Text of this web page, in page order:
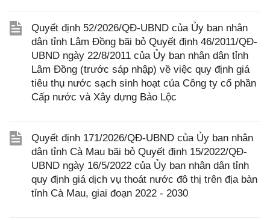
Quyết định 52/2026/QĐ-UBND của Ủy ban nhân
dân tỉnh Lâm Đồng bãi bỏ Quyết định 46/2011/QĐ-
UBND ngày 22/8/2011 của Ủy ban nhân dân tỉnh
Lâm Đồng (trước sáp nhập) về việc quy định giá
tiêu thụ nước sạch sinh hoạt của Công ty cổ phần
Cấp nước và Xây dựng Bảo Lộc
Quyết định 171/2026/QĐ-UBND của Ủy ban nhân
dân tỉnh Cà Mau bãi bỏ Quyết định 15/2022/QĐ-
UBND ngày 16/5/2022 của Ủy ban nhân dân tỉnh
quy định giá dịch vụ thoát nước đô thị trên địa bàn
tỉnh Cà Mau, giai đoạn 2022 - 2030